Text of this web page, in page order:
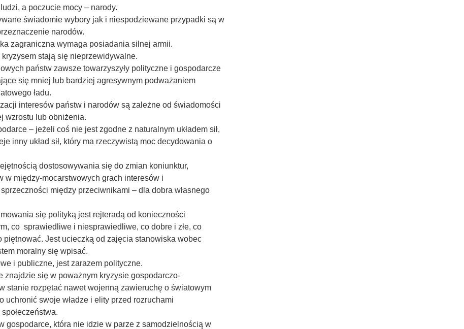
a poczucie mocy – narody.
świadomie wybory jak i niespodziewane przypadki są w
narodów.
zagraniczna wymaga posiadania silnej armii.
stają się nieprzewidywalne.
państw zawsze towarzyszyły polityczne i gospodarcze
się mniej lub bardziej agresywnym podważaniem
ładu.
interesów państw i narodów są zależne od świadomości
wzrostu lub obniżenia.
– jeżeli coś nie jest zgodne z naturalnym układem sił,
inny układ sił, który ma rzeczywistą moc decydowania o
dostosowywania się do zmian koniunktur,
w między-mocarstwowych grach interesów i
między przeciwnikami – dla dobra własnego
się polityką jest rejteradą od konieczności
co sprawiedliwe i niesprawiedliwe, co dobre i złe, co
piętnować. Jest ucieczką od zajęcia stanowiska wobec
moralny się wpisać.
i publiczne, jest zarazem polityczne.
znajdzie się w poważnym kryzysie gospodarczo-
stanie rozpętać nawet wojenną zawieruchę o światowym
uchronić swoje władze i elity przed rozruchami
gospodarce, która nie idzie w parze z samodzielnością w